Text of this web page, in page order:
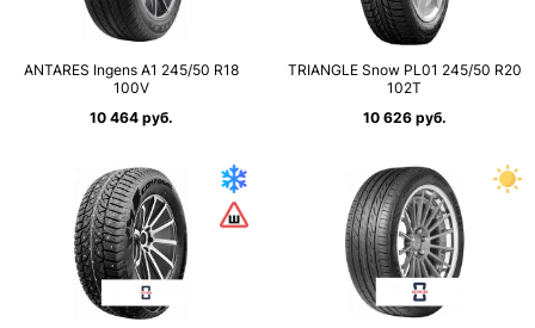
ANTARES Ingens A1 245/50 R18
100V
10 464 руб.
TRIANGLE Snow PL01 245/50 R20
102T
10 626 руб.